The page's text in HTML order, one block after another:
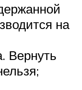
на
Вернуть